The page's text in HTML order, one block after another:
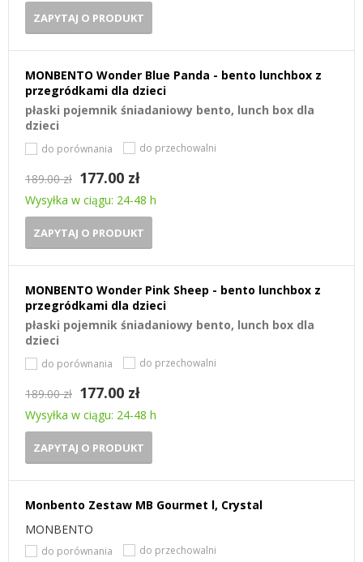
ZAPYTAJ O PRODUKT
MONBENTO Wonder Blue Panda - bento lunchbox z
przegródkami dla dzieci
płaski pojemnik śniadaniowy bento, lunch box dla
dzieci
do porównania do przechowalni
189.00 zł 177.00 zł
Wysyłka w ciągu: 24-48 h
ZAPYTAJ O PRODUKT
MONBENTO Wonder Pink Sheep - bento lunchbox z
przegródkami dla dzieci
płaski pojemnik śniadaniowy bento, lunch box dla
dzieci
do porównania do przechowalni
189.00 zł 177.00 zł
Wysyłka w ciągu: 24-48 h
ZAPYTAJ O PRODUKT
Monbento Zestaw MB Gourmet l, Crystal
MONBENTO
do porównania do przechowalni